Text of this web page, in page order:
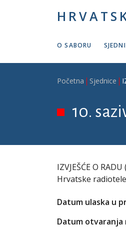
O SABORU
Početna Sjednice
10.
IZVJEŠĆE O
Hrvatske
Datum ulaska u
Datum otvaranja